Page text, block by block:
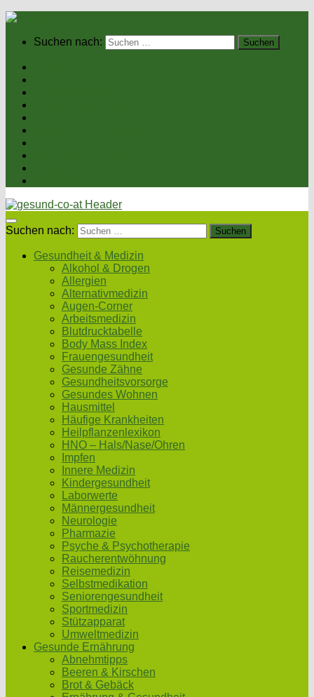
Suchen nach:
Suchen nach:
Gesundheit & Medizin
Alkohol & Drogen
Allergien
Alternativmedizin
Augen-Corner
Arbeitsmedizin
Blutdrucktabelle
Body Mass Index
Frauengesundheit
Gesunde Zähne
Gesundheitsvorsorge
Gesundes Wohnen
Hausmittel
Häufige Krankheiten
Heilpflanzenlexikon
HNO – Hals/Nase/Ohren
Impfen
Innere Medizin
Kindergesundheit
Laborwerte
Männergesundheit
Neurologie
Pharmazie
Psyche & Psychotherapie
Raucherentwöhnung
Reisemedizin
Selbstmedikation
Seniorengesundheit
Sportmedizin
Stützapparat
Umweltmedizin
Gesunde Ernährung
Abnehmtipps
Beeren & Kirschen
Brot & Gebäck